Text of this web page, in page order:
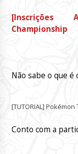
[Inscrições
Championship
Não sabe o que é
[TUTORIAL]
Conto com a